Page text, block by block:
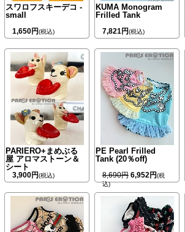
スワロフスキーデコ -
small
1,650円(税込)
KUMA Monogram
Frilled Tank
7,821円(税込)
PARIERO+まめぶる
屋 アロマストーン＆
シート
3,900円(税込)
PE Pearl Frilled
Tank (20％off)
8,690円 6,952円(税
込)